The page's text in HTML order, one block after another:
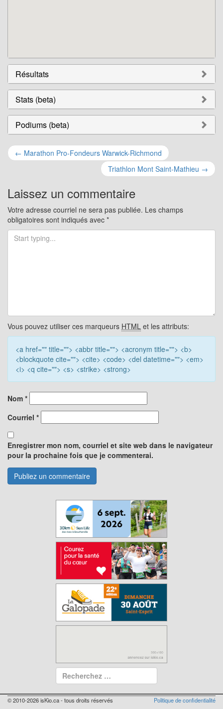
Résultats
Stats (beta)
Podiums (beta)
Navigation
les
articles
← Marathon Pro-Fondeurs Warwick-Richmond
Triathlon Mont Saint-Mathieu →
Laissez un commentaire
Votre adresse courriel ne sera pas publiée. Les champs
obligatoires sont indiqués avec *
Vous pouvez utiliser ces marqueurs HTML et les attributs:
<a href="" title=""> <abbr title=""> <acronym title=""> <b>
<blockquote cite=""> <cite> <code> <del datetime=""> <em>
<i> <q cite=""> <s> <strike> <strong>
Nom *
Courriel *
Enregistrer mon nom, courriel et site web dans le navigateur
pour la prochaine fois que je commenterai.
© 2010-2026 isKio.ca - tous droits réservés Politique de confidentialité